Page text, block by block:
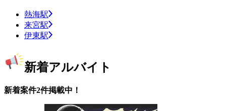
熱海駅
来宮駅
伊東駅
新着アルバイト
新着案件2件掲載中！